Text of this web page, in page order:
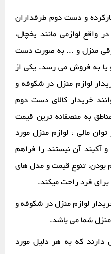
و دست دوم طرفداران
واقع لوازمی مانند یخچال،
برقی منزل و ... به صورت دست
یا به فروش می رسد. یکی از
لوازم منزل در شکوفه و
خریدار کالای دست دوم
به منصفانه ترین قیمت
مالی ، لوازم منزل مورد
و آکبند آن نیستند را فراهم
بودن، تنوع قیمت و مدل های
برای فرد راحت میکند.
لوازم منزل در شکوفه و
منزل شما می باشد.
دارند که به هر دلیل مورد